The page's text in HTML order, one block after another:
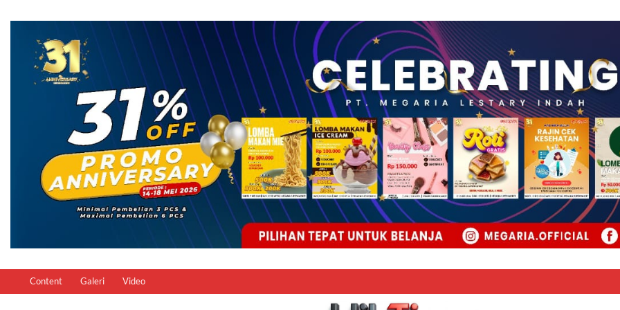
Content Galeri Video